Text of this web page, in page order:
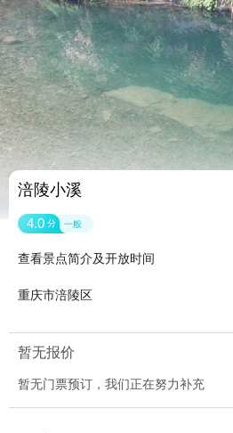
涪陵小溪
4.0 分 一般
查看景点简介及开放时间
重庆市涪陵区
暂无报价
暂无门票预订，我们正在努力补充
